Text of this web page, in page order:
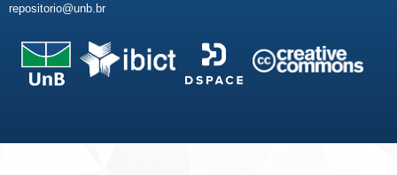
repositorio@unb.br